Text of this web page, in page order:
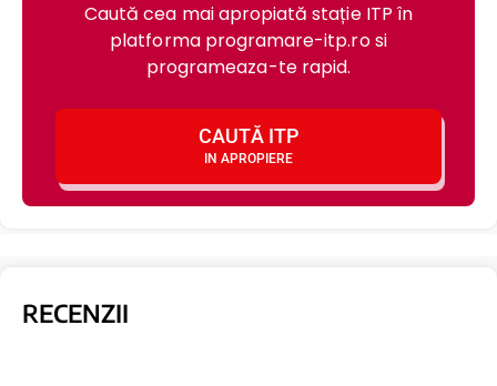
Caută cea mai apropiată stație ITP în
platforma programare-itp.ro si
programeaza-te rapid.
CAUTĂ ITP
IN APROPIERE
RECENZII